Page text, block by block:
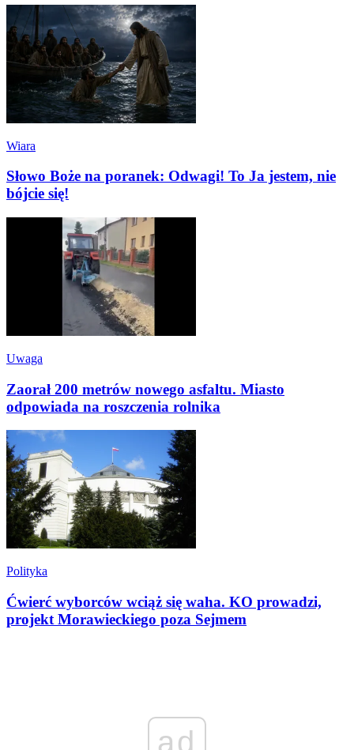
Wiara
Słowo Boże na poranek: Odwagi! To Ja jestem, nie
bójcie się!
Uwaga
Zaorał 200 metrów nowego asfaltu. Miasto
odpowiada na roszczenia rolnika
Polityka
Ćwierć wyborców wciąż się waha. KO prowadzi,
projekt Morawieckiego poza Sejmem
ad